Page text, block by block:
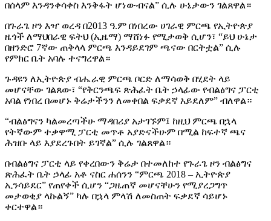
በሰላም እንዳንቀሳቀስ እንቅፋት ሆነውብናል” ሲሉ ሁኔታውን ገልጸዋል።
በጉራጌ ዞን እዣ ወረዳ በ2013 ዓ.ም በነበረው ሀገራዊ ምርጫ የኢትዮጵያ
ዜጎች ለማህበራዊ ፍትህ (ኢዜማ) ማሸነፉ የሚታወቅ ሲሆን፣ “ይህ ሁኔታ
በዘንድሮ 7ኛው ጠቅላላ ምርጫ እንዳይደገም ጫናው በርትቷል” ሲሉ
የምክር ቤት አባሉ ተናግረዋል።
ጉዳዩን ለኢትዮጵያ ብሔራዊ ምርጫ ቦርድ ለማሳወቅ በሂደት ላይ
መሆናቸው ገልጸው፣ “የቅርንጫፍ ጽሕፈት ቤት ኃላፊው የብልፅግና ፓርቲ
አባል የነበረ በመሆኑ ቅሬታችንን ለመቀበል ፍቃደኛ አይደለም” ብለዋል።
“ብልፅግናን ካልመረጣችሁ ማዳበሪያ አታገኙም፤ ከዚህ ምርጫ በኋላ
የትኛውም ተቃዋሚ ፓርቲ መጥቶ አያድናችሁም በሚል ከፍተኛ ጫና
ሕዝቡ ላይ እያደረጉበት ይገኛል” ሲሉ ገልጸዋል።
በብልፅግና ፓርቲ ላይ የቀረበውን ቅሬታ በተመለከተ የጉራጌ ዞን ብልፅግና
ጽሕፈት ቤት ኃላፊ አቶ ናስር ሐሰንን “ምርጫ 2018 – ኢትዮጵያ
ኢንሳይደር” የጠየቀች ሲሆን “ጋዜጠኛ መሆናቸሁን የሚያረጋግጥ
መታወቂያ ላኩልኝ” ካሉ በኋላ ምላሽ ለመስጠት ፍቃደኛ ሳይሆኑ
ቀርተዋል።